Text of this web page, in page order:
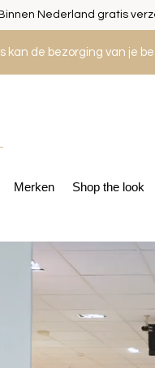
kan de bezorging van je
Merken Shop the look
Binnen Nederland gratis